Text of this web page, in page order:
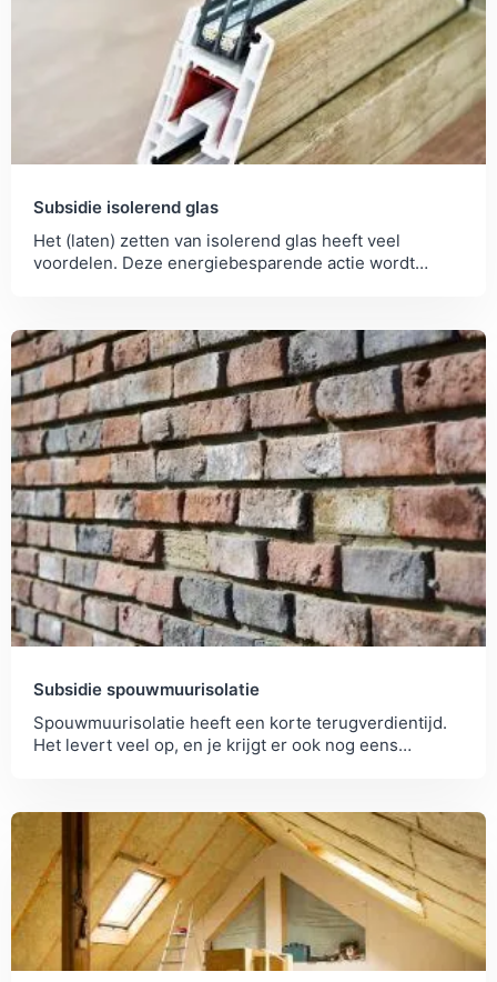
Subsidie isolerend glas
Het (laten) zetten van isolerend glas heeft veel
voordelen. Deze energiebesparende actie wordt
Subsidie spouwmuurisolatie
Spouwmuurisolatie heeft een korte terugverdientijd.
Het levert veel op, en je krijgt er ook nog eens